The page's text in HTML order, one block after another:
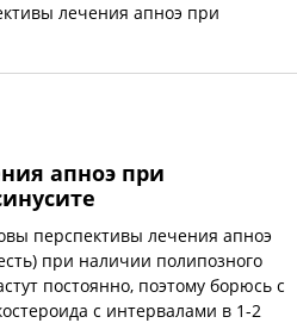
лечения апноэ при
апноэ при
перспективы лечения апноэ
при наличии полипозного
постоянно, поэтому борюсь с
с интервалами в 1-2